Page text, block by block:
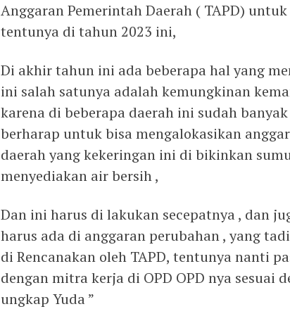
Anggaran Pemerintah Daerah ( TAPD)
tentunya di tahun 2023 ini,
Di akhir tahun ini ada beberapa hal yang
ini salah satunya adalah kemungkinan
karena di beberapa daerah ini sudah
berharap untuk bisa mengalokasikan
daerah yang kekeringan ini di bikinkan
menyediakan air bersih ,
Dan ini harus di lakukan secepatnya , dan
harus ada di anggaran perubahan , yang
di Rencanakan oleh TAPD, tentunya nanti
dengan mitra kerja di OPD OPD nya sesuai
ungkap Yuda ”